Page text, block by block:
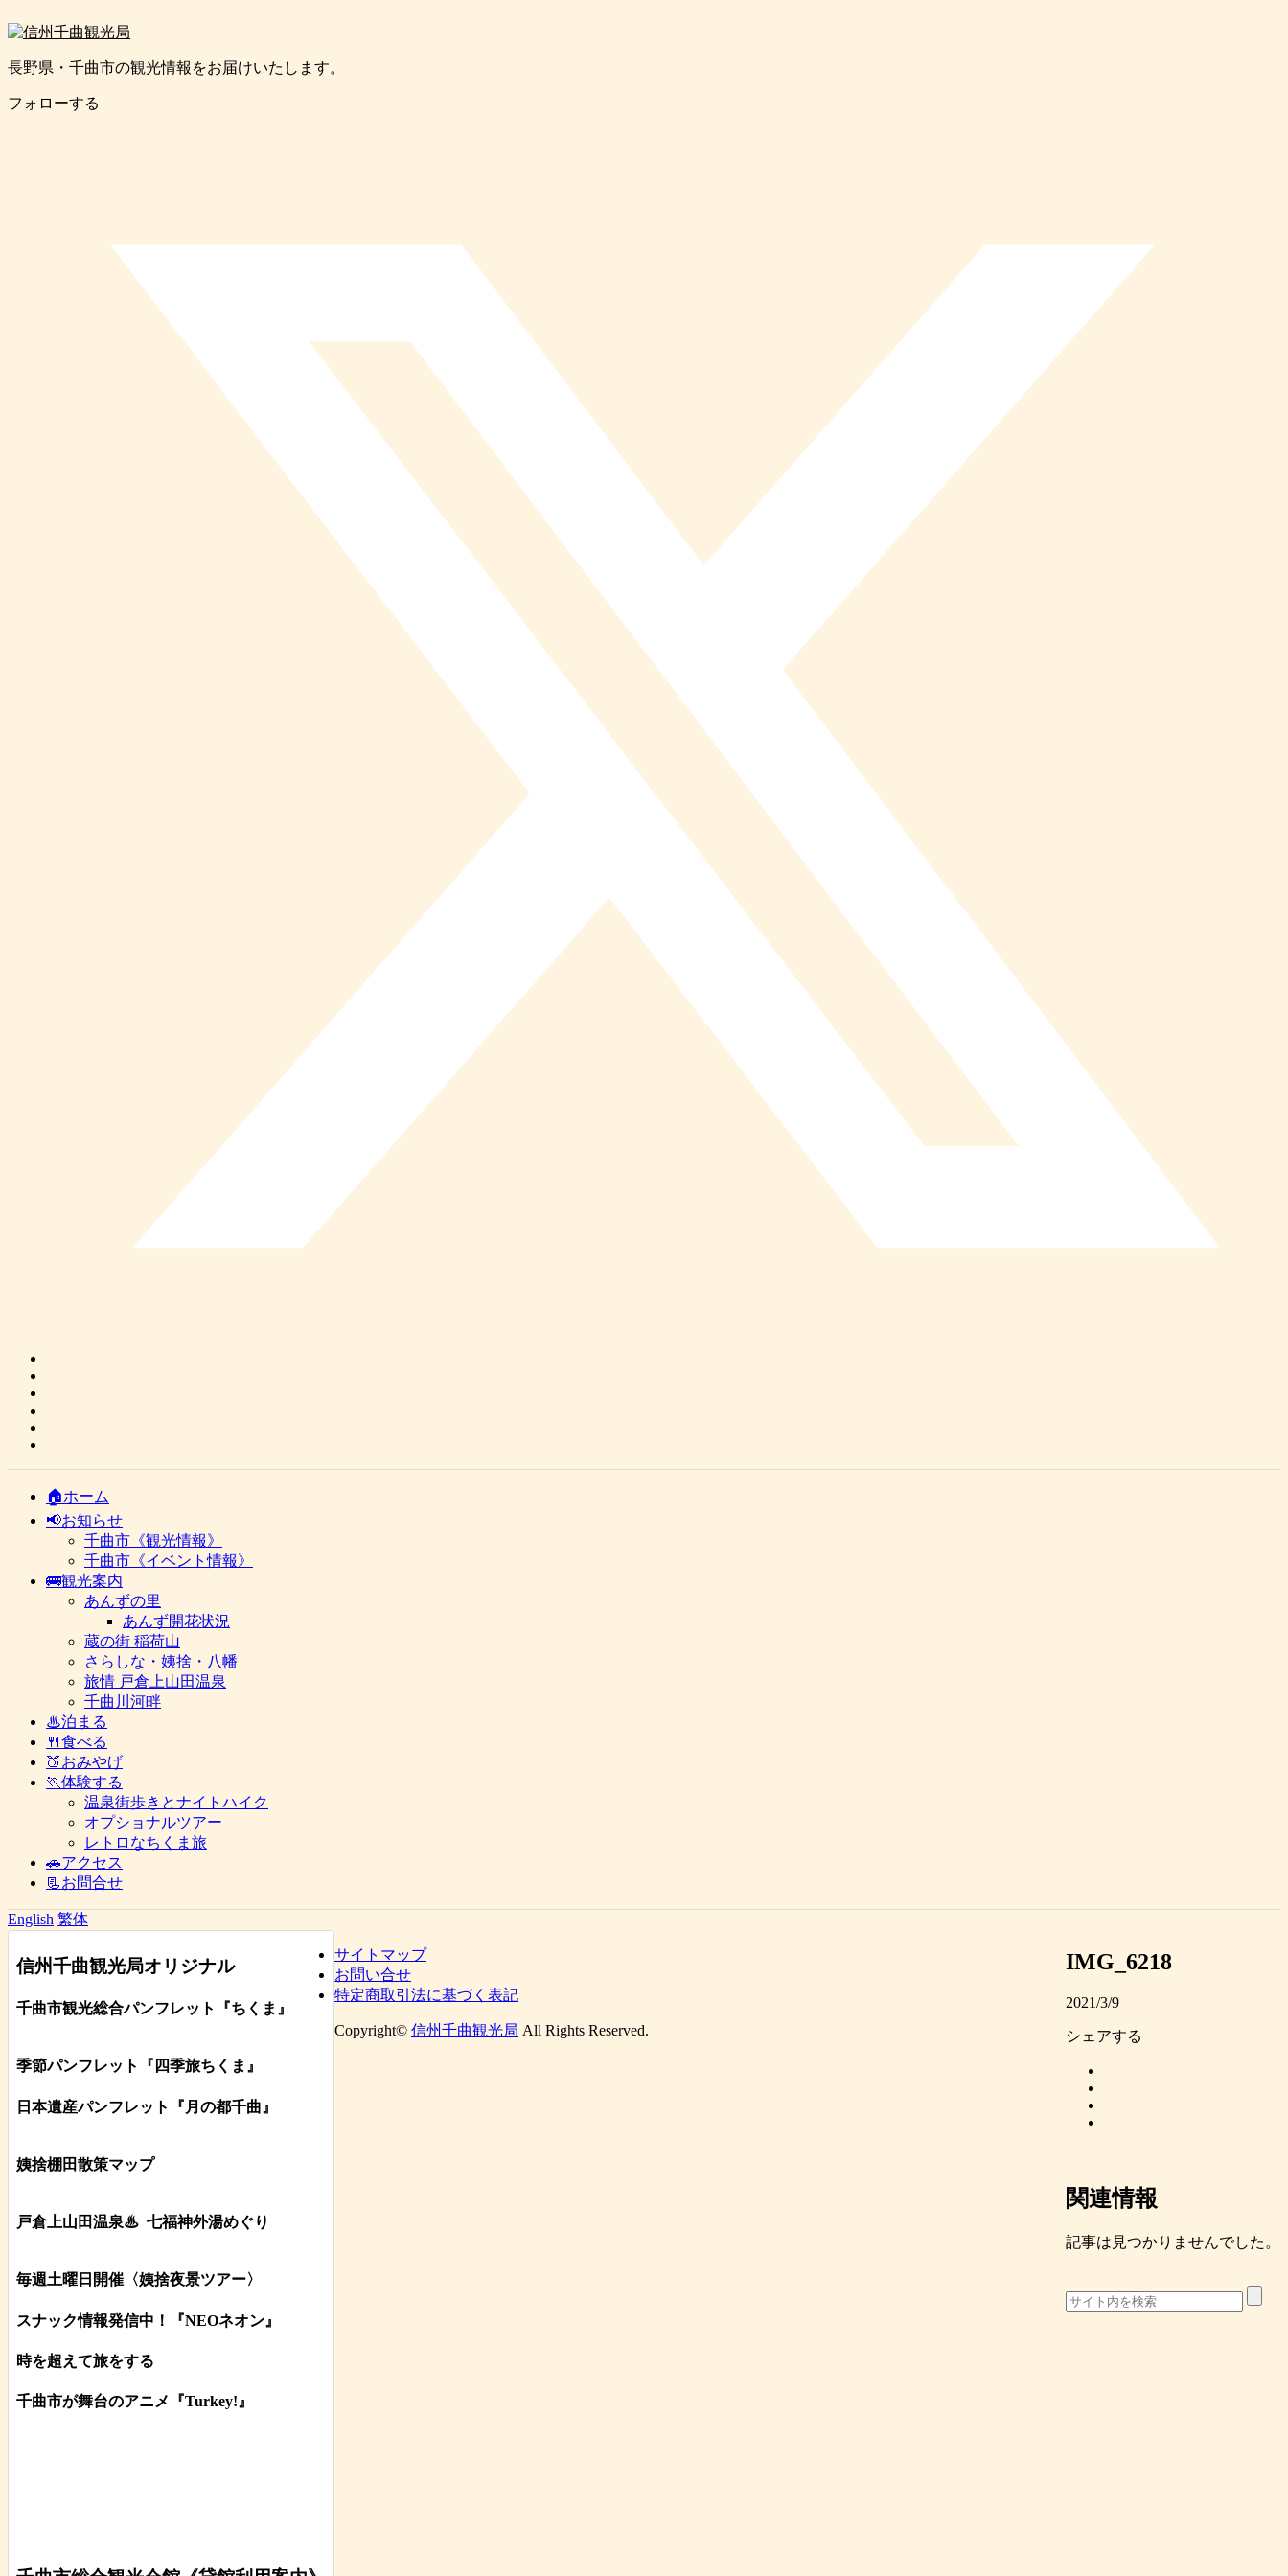
長野県・千曲市の観光情報をお届けいたします。
フォローする
🏠ホーム
📢お知らせ
千曲市《観光情報》
千曲市《イベント情報》
🚌観光案内
あんずの里
あんず開花状況
蔵の街 稲荷山
さらしな・姨捨・八幡
旅情 戸倉上山田温泉
千曲川河畔
♨泊まる
🍴食べる
🍑おみやげ
🏃体験する
温泉街歩きとナイトハイク
オプショナルツアー
レトロなちくま旅
🚗アクセス
📃お問合せ
English 繁体
IMG_6218
2021/3/9
シェアする
関連情報
記事は見つかりませんでした。
信州千曲観光局オリジナル
千曲市観光総合パンフレット 『ちくま 』
季節パンフレット『四季旅ちくま』
日本遺産パンフレット 『月の都千曲 』
姨捨棚田散策マップ
戸倉上山田温泉♨ 七福神外湯めぐり
毎週土曜日開催〈姨捨夜景ツアー〉
スナック情報発信中！『NEOネオン』
時を超えて旅をする
千曲市が舞台のアニメ『Turkey!』
サイトマップ
お問い合せ
特定商取引法に基づく表記
Copyright© 信州千曲観光局 All Rights Reserved.